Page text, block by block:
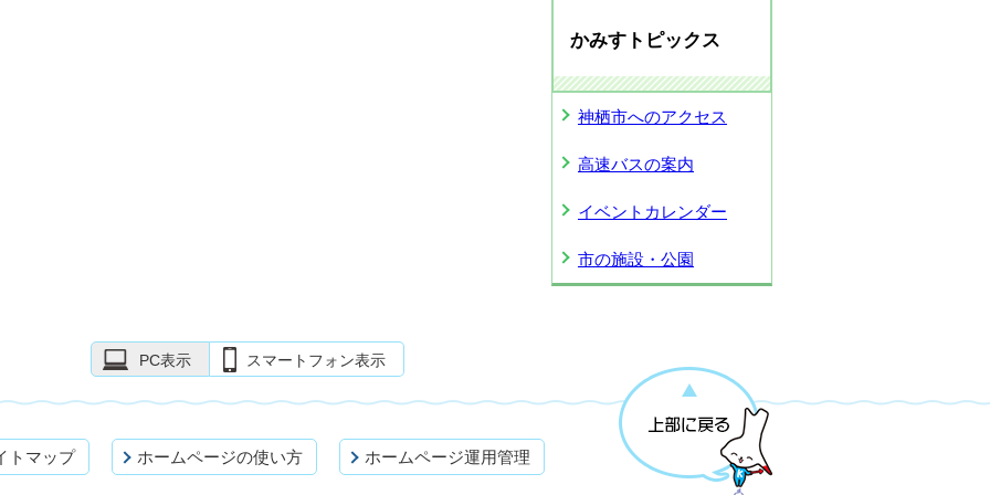
かみすトピックス
神栖市へのアクセス
高速バスの案内
イベントカレンダー
市の施設・公園
PC表示 スマートフォン表示
トマップ ホームページの使い方 ホームページ運用管理